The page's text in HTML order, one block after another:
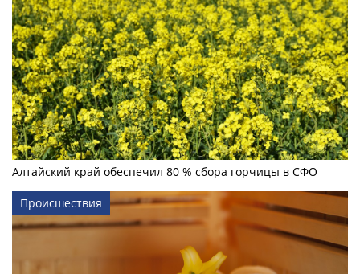
Алтайский край обеспечил 80 % сбора горчицы в СФО
Происшествия